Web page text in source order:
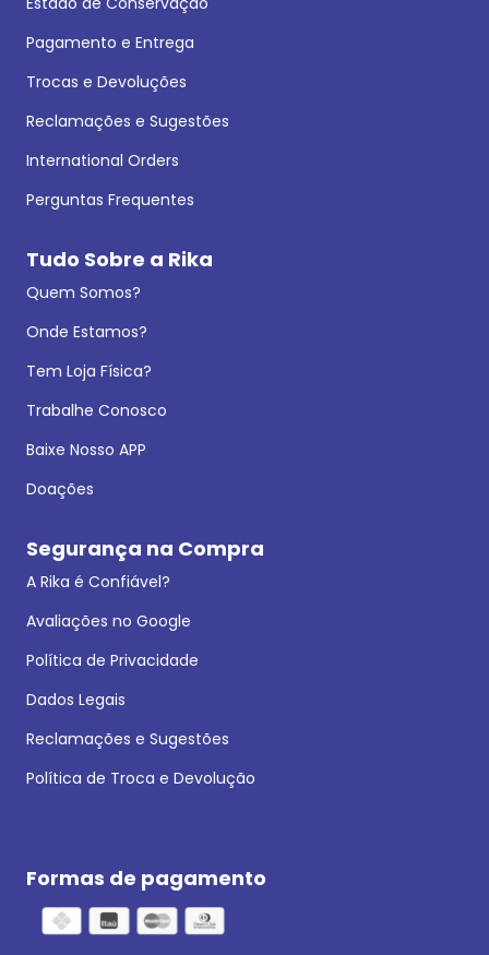
Pagamento e Entrega
Trocas e Devoluções
Reclamações e Sugestões
International Orders
Perguntas Frequentes
Tudo Sobre a Rika
Quem Somos?
Onde Estamos?
Tem Loja Física?
Trabalhe Conosco
Baixe Nosso APP
Doações
Segurança na Compra
A Rika é Confiável?
Avaliações no Google
Política de Privacidade
Dados Legais
Reclamações e Sugestões
Política de Troca e Devolução
Formas de pagamento